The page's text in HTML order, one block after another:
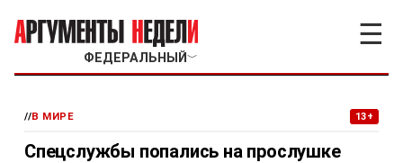
ФЕДЕРАЛЬНЫЙ ﹀
☰
//В МИРЕ 13+
Спецслужбы попались на прослушке